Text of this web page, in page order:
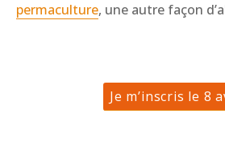
permaculture, une autre façon
Je m’inscris le 8